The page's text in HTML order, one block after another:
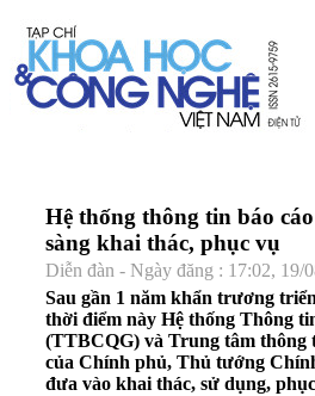
Hệ thống thông tin báo
sàng khai thác, phục vụ
Diễn đàn - Ngày đăng : 17:02, 19/
Sau gần 1 năm khẩn trương
thời điểm này Hệ thống Thông
(TTBCQG) và Trung tâm thông
của Chính phủ, Thủ tướng
đưa vào khai thác, sử dụng,